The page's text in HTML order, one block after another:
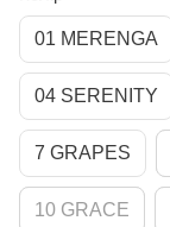
01 MERENGA
04 SERENITY
7 GRAPES
10 GRACE